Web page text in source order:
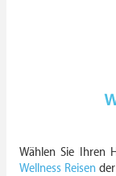
Wählen Sie Ihren
Wellness Reisen